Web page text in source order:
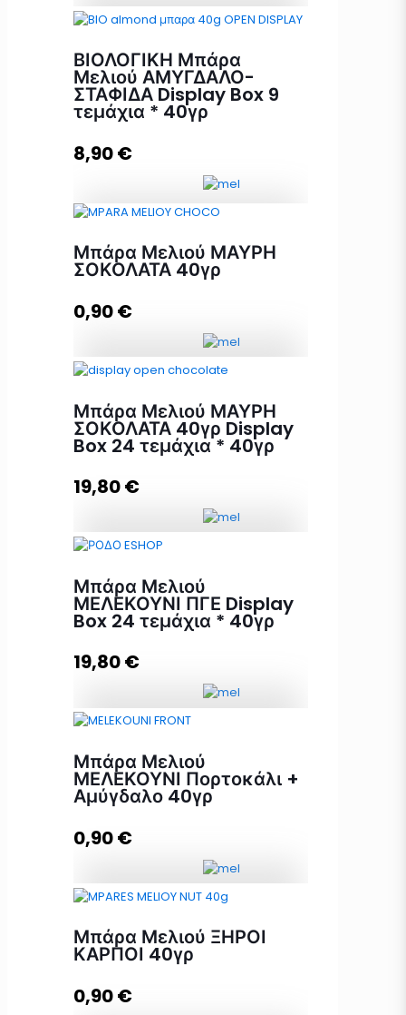
ΑΜΥΓΔΑΛΟ-ΣΤΑΦΙΔΑ 40γρ
ποσότητα
ΒΙΟΛΟΓΙΚΗ Μπάρα
Μελιού ΑΜΥΓΔΑΛΟ-
ΣΤΑΦΙΔΑ Display Box 9
τεμάχια * 40γρ
8,90€
ΒΙΟΛΟΓΙΚΗ Μπάρα Μελιού
ΑΜΥΓΔΑΛΟ-ΣΤΑΦΙΔΑ Display Box
9 τεμάχια * 40γρ ποσότητα
Προσθήκη στο καλάθι
Μπάρα Μελιού ΜΑΥΡΗ
ΣΟΚΟΛΑΤΑ 40γρ
0,90€
40γρ ποσότητα
Μπάρα Μελιού ΜΑΥΡΗ
ΣΟΚΟΛΑΤΑ 40γρ Display
Box 24 τεμάχια * 40γρ
19,80€
40γρ Display Box 24 τεμάχια *
40γρ ποσότητα
Προσθήκη στο καλάθι
Μπάρα Μελιού
ΜΕΛΕΚΟΥΝΙ ΠΓΕ Display
Box 24 τεμάχια * 40γρ
19,80€
Display Box 24 τεμάχια * 40γρ
ποσότητα
Προσθήκη στο καλάθι
Μπάρα Μελιού
ΜΕΛΕΚΟΥΝΙ Πορτοκάλι +
Αμύγδαλο 40γρ
0,90€
Πορτοκάλι + Αμύγδαλο 40γρ
ποσότητα
Μπάρα Μελιού ΞΗΡΟΙ
ΚΑΡΠΟΙ 40γρ
0,90€